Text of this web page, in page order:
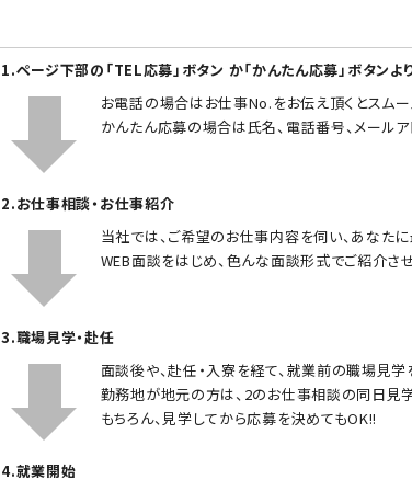
1.ページ下部の「TEL応募」ボタン か「かんたん応募」ボタンよ
お電話の場合はお仕事No.をお伝え頂くとスムー
かんたん応募の場合は氏名、電話番号、メール
2.お仕事相談・お仕事紹介
当社では、ご希望のお仕事内容を伺い、あなた
WEB面談をはじめ、色んな面談形式でご紹介さ
3.職場見学・赴任
面談後や、赴任・入寮を経て、就業前の職場見学
勤務地が地元の方は、2のお仕事相談の同日見学
もちろん、見学してから応募を決めてもOK!!
4.就業開始